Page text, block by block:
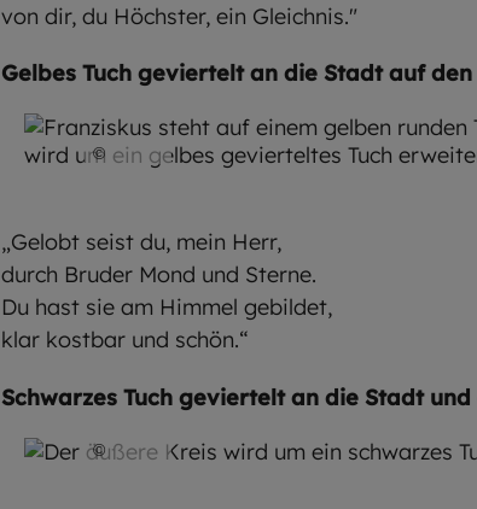
von dir, du Höchster, ein Gleichnis."
Gelbes Tuch geviertelt an die Stadt auf den
© SMB
„Gelobt seist du, mein Herr,
durch Bruder Mond und Sterne.
Du hast sie am Himmel gebildet,
klar kostbar und schön.“
Schwarzes Tuch geviertelt an die Stadt
© SMB